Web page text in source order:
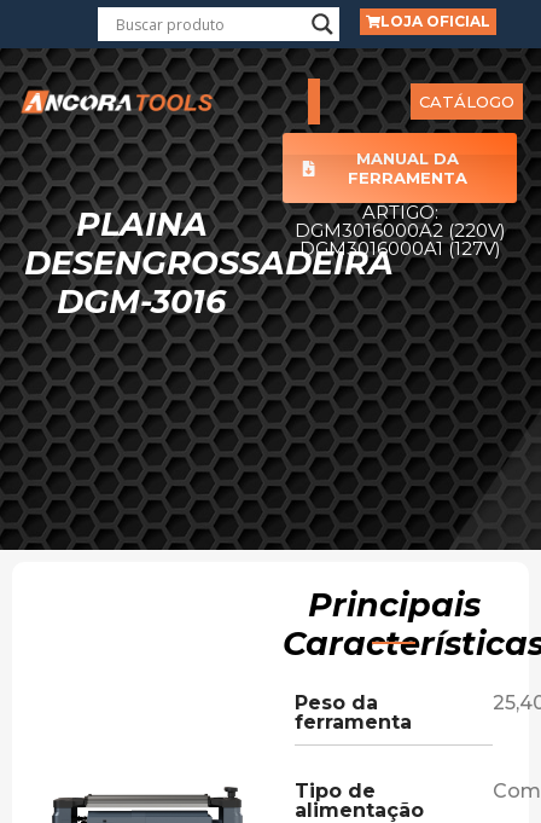
LOJA OFICIAL
CATÁLOGO
PLAINA
DESENGROSSADEIRA
DGM-3016
MANUAL DA
FERRAMENTA
ARTIGO:
DGM3016000A2 (220V)
DGM3016000A1 (127V)
Principais
Peso da
ferramenta
Tipo de
alimentação